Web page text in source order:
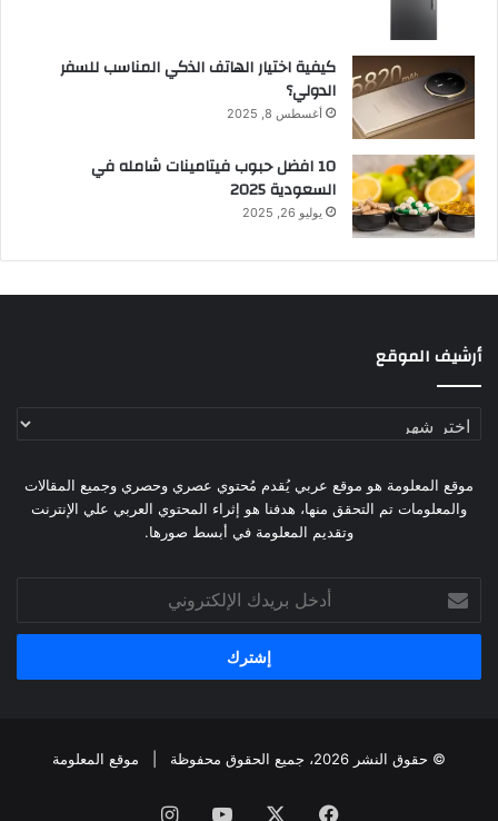
كيفية اختيار الهاتف الذكي المناسب للسفر
الدولي؟
أغسطس 8, 2025
10 افضل حبوب فيتامينات شامله​ في
السعودية 2025
يوليو 26, 2025
أرشيف الموقع
أرشيف
موقع المعلومة هو موقع عربي يُقدم مُحتوي عصري وحصري وجميع المقالات
والمعلومات تم التحقق منها، هدفنا هو إثراء المحتوي العربي علي الإنترنت
وتقديم المعلومة في أبسط صورها.
بريدك
الإلكتروني
© حقوق النشر 2026، جميع الحقوق محفوظة | موقع المعلومة
فيسبوك يوتيوبانستقرام